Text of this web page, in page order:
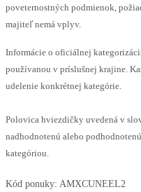
poveternostných podmienok,
majiteľ nemá vplyv.
Informácie o oficiálnej
používanou v príslušnej krajine.
udelenie konkrétnej kategórie.
Polovica hviezdičky uvedená v
nadhodnotenú alebo
kategóriou.
Kód ponuky: AMXCUNEEL2